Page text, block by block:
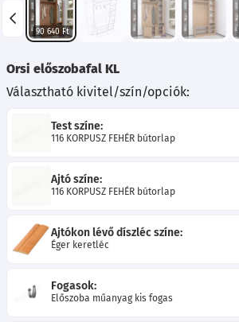
90 640 Ft
Orsi előszobafal KL
Választható kivitel/szín/opciók:
Test színe:
116 KORPUSZ FEHÉR bútorlap
Ajtó színe:
116 KORPUSZ FEHÉR bútorlap
Ajtókon lévő díszléc színe:
Éger keretléc
Fogasok:
Előszoba műanyag kis fogas